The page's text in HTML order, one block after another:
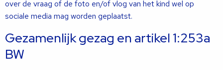
over de vraag of de foto en/of vlog van het kind wel op
sociale media mag worden geplaatst.
Gezamenlijk gezag en artikel 1:253a
BW